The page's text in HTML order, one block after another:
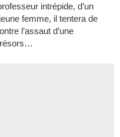
intrépide, d’un
femme, il tentera de
l’assaut d’une